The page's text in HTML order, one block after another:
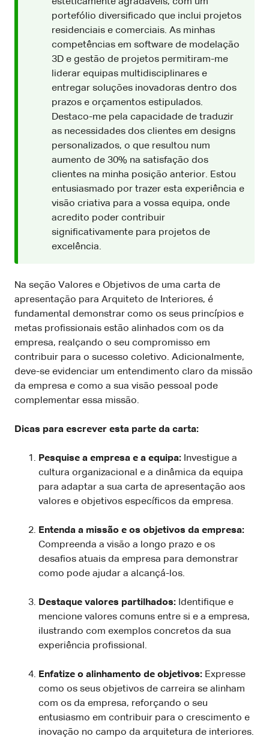
portefólio diversificado que inclui projetos
residenciais e comerciais. As minhas
competências em software de modelação
3D e gestão de projetos permitiram-me
liderar equipas multidisciplinares e
entregar soluções inovadoras dentro dos
prazos e orçamentos estipulados.
Destaco-me pela capacidade de traduzir
as necessidades dos clientes em designs
personalizados, o que resultou num
aumento de 30% na satisfação dos
clientes na minha posição anterior. Estou
entusiasmado por trazer esta experiência e
visão criativa para a vossa equipa, onde
acredito poder contribuir
significativamente para projetos de
excelência.
Na seção Valores e Objetivos de uma carta de
apresentação para Arquiteto de Interiores, é
fundamental demonstrar como os seus princípios e
metas profissionais estão alinhados com os da
empresa, realçando o seu compromisso em
contribuir para o sucesso coletivo. Adicionalmente,
deve-se evidenciar um entendimento claro da missão
da empresa e como a sua visão pessoal pode
complementar essa missão.
Dicas para escrever esta parte da carta:
Pesquise a empresa e a equipa: Investigue a
cultura organizacional e a dinâmica da equipa
para adaptar a sua carta de apresentação aos
valores e objetivos específicos da empresa.
Entenda a missão e os objetivos da empresa:
Compreenda a visão a longo prazo e os
desafios atuais da empresa para demonstrar
como pode ajudar a alcançá-los.
Destaque valores partilhados: Identifique e
mencione valores comuns entre si e a empresa,
ilustrando com exemplos concretos da sua
experiência profissional.
Enfatize o alinhamento de objetivos: Expresse
como os seus objetivos de carreira se alinham
com os da empresa, reforçando o seu
entusiasmo em contribuir para o crescimento e
inovação no campo da arquitetura de interiores.